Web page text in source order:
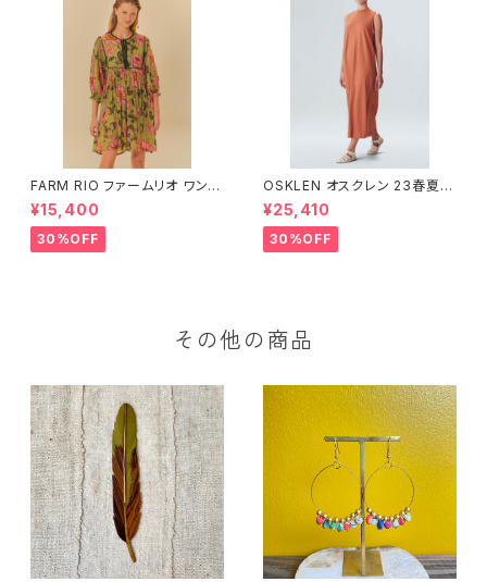
FARM RIO ファームリオ ワンピ
ース Aurora Floral
¥15,400
30%OFF
OSKLEN オスクレン 23春夏
ワンピース 1088-67330
¥25,410
30%OFF
その他の商品